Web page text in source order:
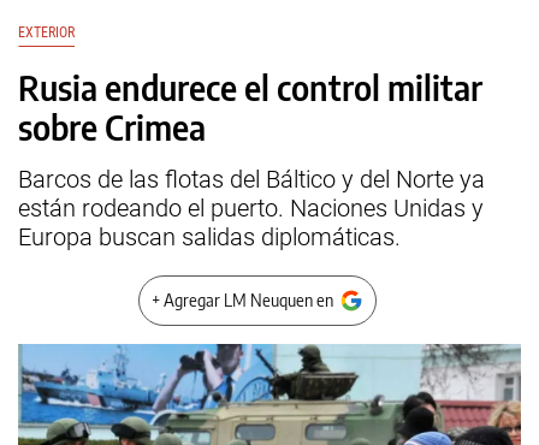
EXTERIOR
Rusia endurece el control militar
sobre Crimea
Barcos de las flotas del Báltico y del Norte ya
están rodeando el puerto. Naciones Unidas y
Europa buscan salidas diplomáticas.
+ Agregar LM Neuquen en